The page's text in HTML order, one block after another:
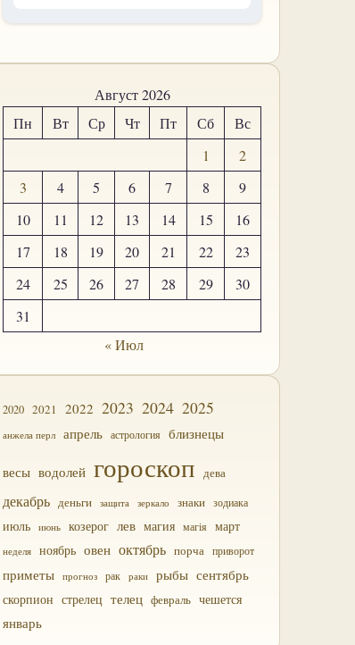
Август 2026
Пн
Вт Ср Чт Пт Сб
Вс
1
2
3
4 5 6 7 8
9
10
11 12 13 14 15
16
17
18 19 20 21 22
23
24
25 26 27 28 29
30
31
« Июл
2020 2021 2022 2023 2024 2025
анжела перл апрель астрология близнецы
весы водолей гороскоп дева
декабрь деньги защита зеркало знаки зодиака
июль июнь козерог лев магия магія март
неделя ноябрь овен октябрь порча приворот
приметы прогноз рак раки рыбы сентябрь
скорпион стрелец телец февраль чешется
январь